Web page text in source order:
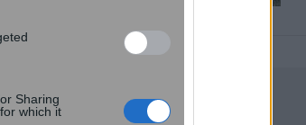
Sharing
which it